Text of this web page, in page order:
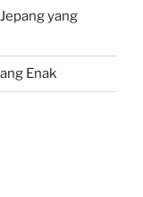
yang
Enak